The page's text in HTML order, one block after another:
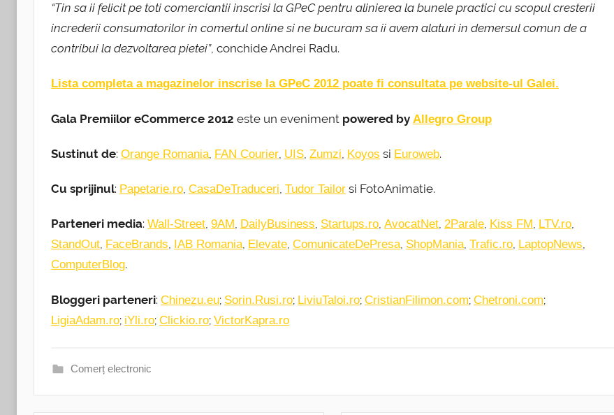
“Tin sa ii felicit pe toti comerciantii inscrisi la GPeC pentru alinierea la bunele practici cu scopul cresterii
increderii consumatorilor in comertul online si ne bucuram sa ii avem alaturi in demersul comun de a
contribui la dezvoltarea pietei”, conchide Andrei Radu.
Lista completa a magazinelor inscrise la GPeC 2012 poate fi consultata pe website-ul Galei.
Gala Premiilor eCommerce 2012 este un eveniment powered by Allegro Group
Sustinut de: Orange Romania FAN Courier UIS Zumzi Koyos si Euroweb.
Cu sprijinul: Papetarie.ro, CasaDeTraduceri, Tudor Tailor si FotoAnimatie.
Parteneri media: Wall-Street, 9AM, DailyBusiness, Startups.ro, AvocatNet, 2Parale, Kiss FM, LTV.ro,
StandOut, FaceBrands, IAB Romania, Elevate, ComunicateDePresa, ShopMania, Trafic.ro, LaptopNews,
ComputerBlog.
Bloggeri parteneri: Chinezu.eu; Sorin.Rusi.ro; LiviuTaloi.ro; CristianFilimon.com; Chetroni.com;
LigiaAdam.ro; iYli.ro; Clickio.ro; VictorKapra.ro
Comerț electronic